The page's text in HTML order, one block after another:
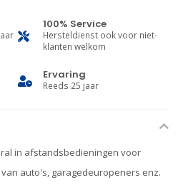
100% Service
Hersteldienst ook voor niet-
klanten welkom
Ervaring
Reeds 25 jaar
in afstandsbedieningen voor
auto's, garagedeuropeners enz.